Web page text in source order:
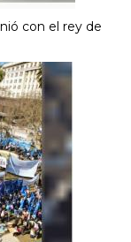
con el rey de